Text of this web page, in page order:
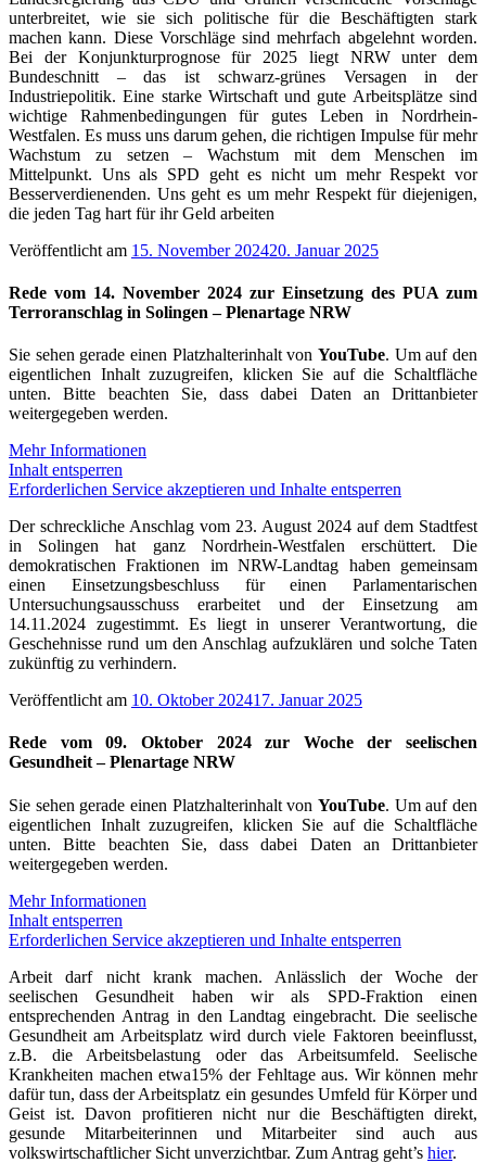
unterbreitet, wie sie sich politische für die Beschäftigten stark
machen kann. Diese Vorschläge sind mehrfach abgelehnt worden.
Bei der Konjunkturprognose für 2025 liegt NRW unter dem
Bundeschnitt – das ist schwarz-grünes Versagen in der
Industriepolitik. Eine starke Wirtschaft und gute Arbeitsplätze sind
wichtige Rahmenbedingungen für gutes Leben in Nordrhein-
Westfalen. Es muss uns darum gehen, die richtigen Impulse für mehr
Wachstum zu setzen – Wachstum mit dem Menschen im
Mittelpunkt. Uns als SPD geht es nicht um mehr Respekt vor
Besserverdienenden. Uns geht es um mehr Respekt für diejenigen,
die jeden Tag hart für ihr Geld arbeiten
Veröffentlicht am 15. November 202420. Januar 2025
Rede vom 14. November 2024 zur Einsetzung des PUA zum
Terroranschlag in Solingen – Plenartage NRW
Sie sehen gerade einen Platzhalterinhalt von YouTube. Um auf den
eigentlichen Inhalt zuzugreifen, klicken Sie auf die Schaltfläche
unten. Bitte beachten Sie, dass dabei Daten an Drittanbieter
weitergegeben werden.
Mehr Informationen
Inhalt entsperren
Erforderlichen Service akzeptieren und Inhalte entsperren
Der schreckliche Anschlag vom 23. August 2024 auf dem Stadtfest
in Solingen hat ganz Nordrhein-Westfalen erschüttert. Die
demokratischen Fraktionen im NRW-Landtag haben gemeinsam
einen Einsetzungsbeschluss für einen Parlamentarischen
Untersuchungsausschuss erarbeitet und der Einsetzung am
14.11.2024 zugestimmt. Es liegt in unserer Verantwortung, die
Geschehnisse rund um den Anschlag aufzuklären und solche Taten
zukünftig zu verhindern.
Veröffentlicht am 10. Oktober 202417. Januar 2025
Rede vom 09. Oktober 2024 zur Woche der seelischen
Gesundheit – Plenartage NRW
Sie sehen gerade einen Platzhalterinhalt von YouTube. Um auf den
eigentlichen Inhalt zuzugreifen, klicken Sie auf die Schaltfläche
unten. Bitte beachten Sie, dass dabei Daten an Drittanbieter
weitergegeben werden.
Mehr Informationen
Inhalt entsperren
Erforderlichen Service akzeptieren und Inhalte entsperren
Arbeit darf nicht krank machen. Anlässlich der Woche der
seelischen Gesundheit haben wir als SPD-Fraktion einen
entsprechenden Antrag in den Landtag eingebracht. Die seelische
Gesundheit am Arbeitsplatz wird durch viele Faktoren beeinflusst,
z.B. die Arbeitsbelastung oder das Arbeitsumfeld. Seelische
Krankheiten machen etwa15% der Fehltage aus. Wir können mehr
dafür tun, dass der Arbeitsplatz ein gesundes Umfeld für Körper und
Geist ist. Davon profitieren nicht nur die Beschäftigten direkt,
gesunde Mitarbeiterinnen und Mitarbeiter sind auch aus
volkswirtschaftlicher Sicht unverzichtbar. Zum Antrag geht’s hier.